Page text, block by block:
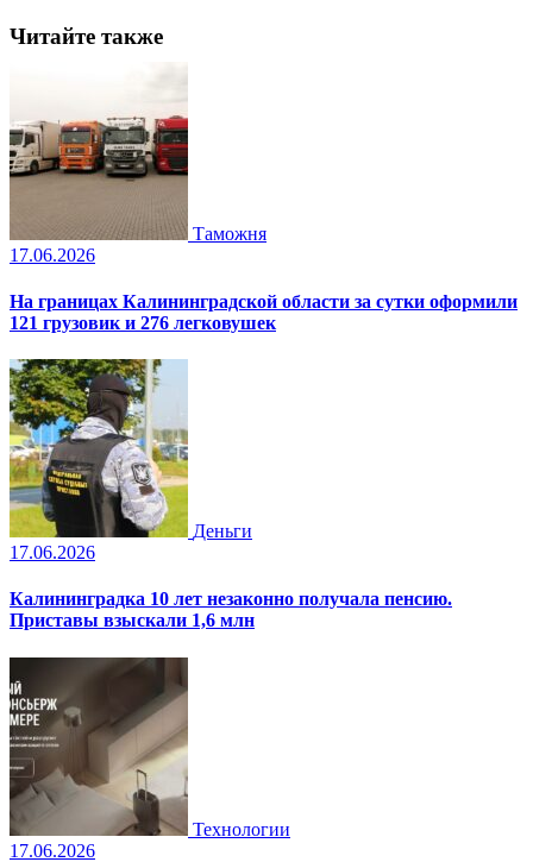
Читайте также
Таможня
17.06.2026
На границах Калининградской области за сутки оформили
121 грузовик и 276 легковушек
Деньги
17.06.2026
Калининградка 10 лет незаконно получала пенсию.
Приставы взыскали 1,6 млн
Технологии
17.06.2026